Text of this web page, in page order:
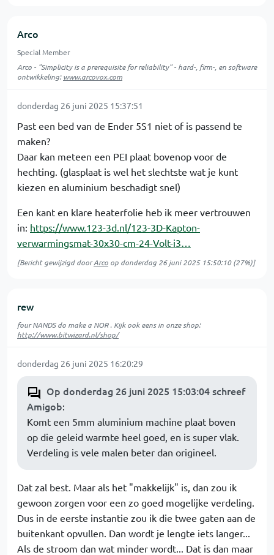
Arco
Special Member
Arco - "Simplicity is a prerequisite for reliability" - hard-, firm-, en software
ontwikkeling:www.arcovox.com
donderdag 26 juni 2025 15:37:51
Past een bed van de Ender 5S1 niet of is passend te
maken?
Daar kan meteen een PEI plaat bovenop voor de
hechting. (glasplaat is wel het slechtste wat je kunt
kiezen en aluminium beschadigt snel)
Een kant en klare heaterfolie heb ik meer vertrouwen
in: https://www.123-3d.nl/123-3D-Kapton-
verwarmingsmat-30x30-cm-24-Volt-i3…
[Bericht gewijzigd doorArco op donderdag 26 juni 2025 15:50:10(27%)]
rew
four NANDS do make a NOR . Kijk ook eens in onze shop:
http://www.bitwizard.nl/shop/
donderdag 26 juni 2025 16:20:29
Op donderdag 26 juni 2025 15:03:04 schreef
Amigob:
Komt een 5mm aluminium machine plaat boven
op die geleid warmte heel goed, en is super vlak.
Verdeling is vele malen beter dan origineel.
Dat zal best. Maar als het "makkelijk" is, dan zou ik
gewoon zorgen voor een zo goed mogelijke verdeling.
Dus in de eerste instantie zou ik die twee gaten aan de
buitenkant opvullen. Dan wordt je lengte iets langer...
Als de stroom dan wat minder wordt... Dat is dan maar